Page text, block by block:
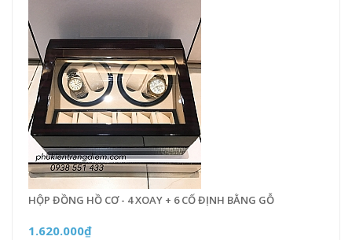
HỘP ĐỒNG HỒ CƠ - 4 XOAY + 6 CỐ ĐỊNH BẰNG GỖ
1.620.000₫